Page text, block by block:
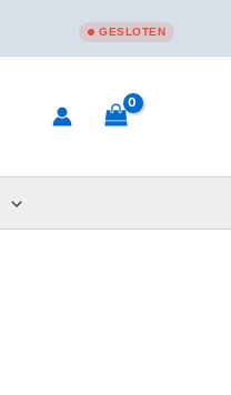
GESLOTEN